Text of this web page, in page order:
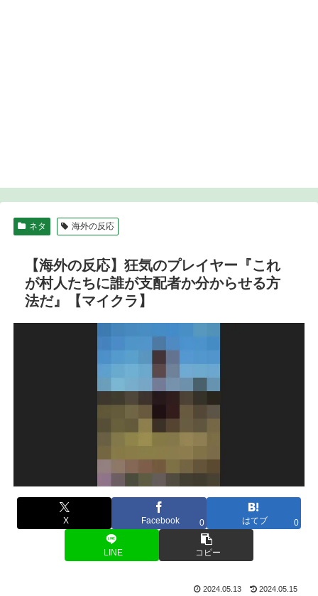
ネタ 海外の反応
【海外の反応】狂気のプレイヤー『これ
が村人たちに誰が支配者か分からせる方
法だ』【マイクラ】
X Facebook 0 はてブ 0
LINE コピー
2024.05.13 2024.05.15